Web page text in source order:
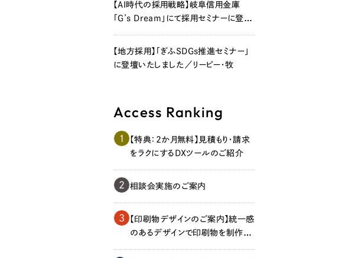
Contact Us
【AI時代の採用戦略】岐阜信用金庫
「G’s Dream」にて採用セミナーに登壇
【地方採用】「ぎふSDGs推進セミナー」
に登壇いたしました／リーピー・牧
Access Ranking
1
【特典：2か月無料】見積もり・請求
をラクにするDXツールのご紹介
2 相談会実施のご案内
3
【印刷物デザインのご案内】統一感
のあるデザインで印刷物を制作し